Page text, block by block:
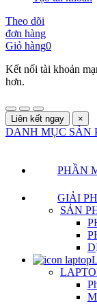
Theo dõi
đơn hàng
Giỏ hàng0
Kết nối tài khoản
hơn.
Liên kết ngay ×
DANH MỤC SẢN
PHẦN
GIẢI
SẢN